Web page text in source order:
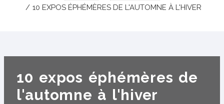
10 EXPOS ÉPHÉMÈRES DE L'AUTOMNE À L'HIVER
10 expos éphémères de
l'automne à l'hiver
nouveautés,
Nom
: